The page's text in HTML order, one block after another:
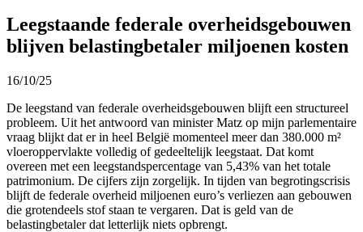
Leegstaande federale overheidsgebouwen
blijven belastingbetaler miljoenen kosten
16/10/25
De leegstand van federale overheidsgebouwen blijft een structureel
probleem. Uit het antwoord van minister Matz op mijn parlementaire
vraag blijkt dat er in heel België momenteel meer dan 380.000 m²
vloeroppervlakte volledig of gedeeltelijk leegstaat. Dat komt
overeen met een leegstandspercentage van 5,43% van het totale
patrimonium. De cijfers zijn zorgelijk. In tijden van begrotingscrisis
blijft de federale overheid miljoenen euro’s verliezen aan gebouwen
die grotendeels stof staan te vergaren. Dat is geld van de
belastingbetaler dat letterlijk niets opbrengt.